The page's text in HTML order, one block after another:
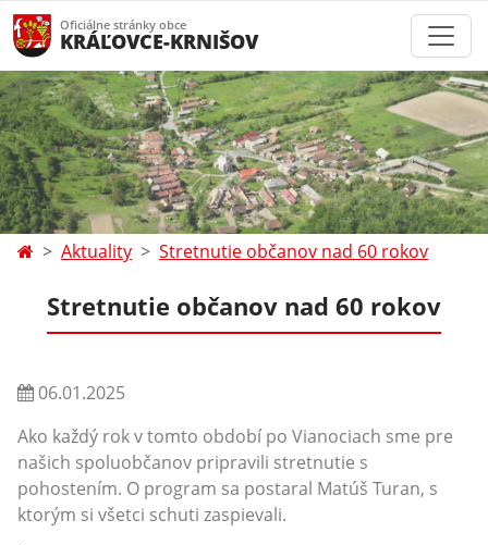
Oficiálne stránky obce
KRÁĽOVCE-KRNIŠOV
Aktuality Stretnutie občanov nad 60 rokov
Stretnutie občanov nad 60 rokov
06.01.2025
Ako každý rok v tomto období po Vianociach sme pre
našich spoluobčanov pripravili stretnutie s
pohostením. O program sa postaral Matúš Turan, s
ktorým si všetci schuti zaspievali.